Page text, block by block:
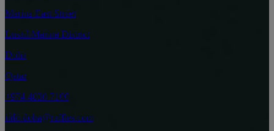
Marina East Street
Lusail Marina District
Doha
Qatar
+974 4030 7100
info.doha@raffles.com